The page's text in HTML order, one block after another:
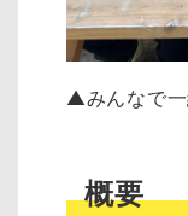
▲みんなで一
概要